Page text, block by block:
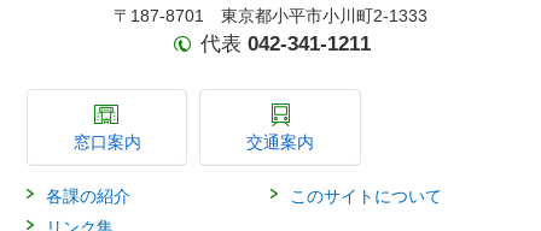
〒187-8701 東京都小平市小川町2-1333
代表 042-341-1211
窓口案内 交通案内
各課の紹介
このサイトについて